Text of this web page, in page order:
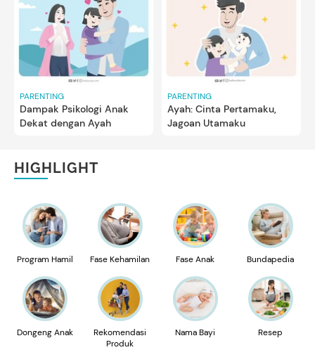
PARENTING
Dampak Psikologi Anak
Dekat dengan Ayah
PARENTING
Ayah: Cinta Pertamaku,
Jagoan Utamaku
HIGHLIGHT
Program Hamil Fase Kehamilan Fase Anak Bundapedia
Dongeng Anak
Rekomendasi
Produk
Nama Bayi Resep